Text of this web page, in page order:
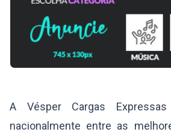
A Vésper Cargas
nacionalmente entre as